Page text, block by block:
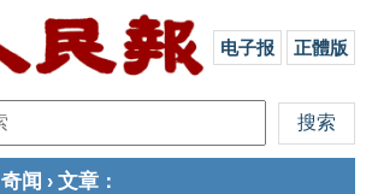
电子报 正體版
奇闻 › 文章 ：